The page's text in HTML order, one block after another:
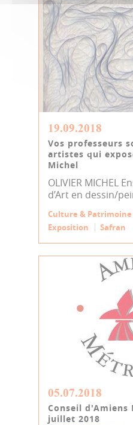
19.09.2018
Vos professeurs
artistes qui
Michel
OLIVIER MICHEL
d’Art en dessin/
Culture & Patrimoine
Exposition
Safran
05.07.2018
Conseil d'Amiens
juillet 2018